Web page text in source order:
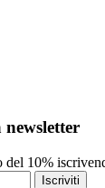
10%
Iscriviti